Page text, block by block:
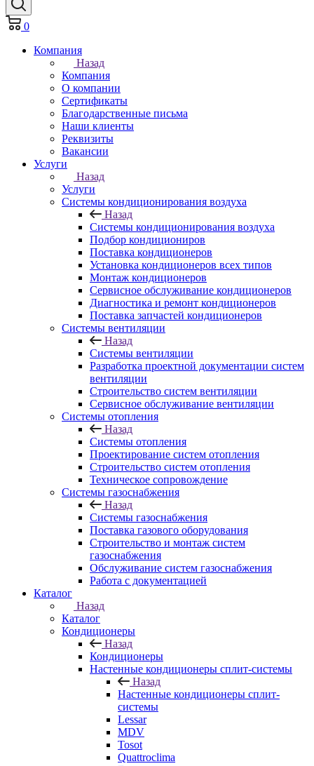
0
Компания
Назад
Компания
О компании
Сертификаты
Благодарственные письма
Наши клиенты
Реквизиты
Вакансии
Услуги
Назад
Услуги
Системы кондиционирования воздуха
Назад
Системы кондиционирования воздуха
Подбор кондициониров
Поставка кондиционеров
Установка кондиционеров всех типов
Монтаж кондиционеров
Сервисное обслуживание кондиционеров
Диагностика и ремонт кондиционеров
Поставка запчастей кондиционеров
Системы вентиляции
Назад
Системы вентиляции
Разработка проектной документации систем
вентиляции
Строительство систем вентиляции
Сервисное обслуживание вентиляции
Системы отопления
Назад
Системы отопления
Проектирование систем отопления
Строительство систем отопления
Техническое сопровождение
Системы газоснабжения
Назад
Системы газоснабжения
Поставка газового оборудования
Строительство и монтаж систем
газоснабжения
Обслуживание систем газоснабжения
Работа с документацией
Каталог
Назад
Каталог
Кондиционеры
Назад
Кондиционеры
Настенные кондиционеры сплит-системы
Назад
Настенные кондиционеры сплит-
системы
Lessar
MDV
Tosot
Quattroclima